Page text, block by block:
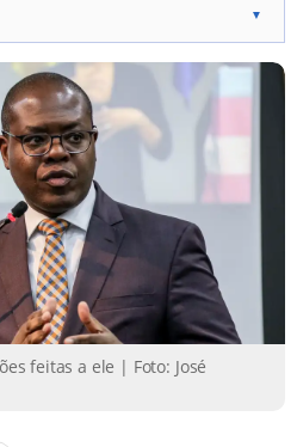
▼
à Polícia Federal sobre
por ex-ministro Silvio
encaminhada ao Supremo
sua competência
Silvio Almeida foi demitido
ele negou veementemente,
lo.
feitas a ele | Foto: José